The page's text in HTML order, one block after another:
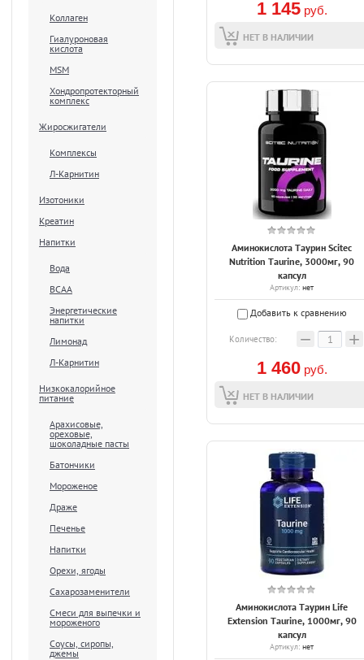
Коллаген
Гиалуроновая
кислота
MSM
Хондропротекторный
комплекс
Жиросжигатели
Комплексы
Л-Карнитин
Изотоники
Креатин
Напитки
Вода
ВСАА
Энергетические
напитки
Лимонад
Л-Карнитин
Низкокалорийное
питание
Арахисовые,
ореховые,
шоколадные пасты
Батончики
Мороженое
Драже
Печенье
Напитки
Орехи, ягоды
Сахарозаменители
Смеси для выпечки и
мороженого
Соусы, сиропы,
джемы
1 145руб.
НЕТ В НАЛИЧИИ
Аминокислота Таурин Scitec
Nutrition Taurine, 3000мг, 90
капсул
Артикул: нет
Добавить к сравнению
Количество: − +
1 460руб.
НЕТ В НАЛИЧИИ
Аминокислота Таурин Life
Extension Taurine, 1000мг, 90
капсул
Артикул: нет